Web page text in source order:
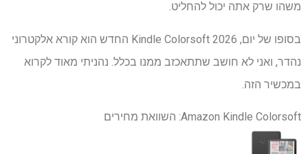
משהו שרק אתה יכול להחליט.
בסופו של יום, Kindle Colorsoft 2026 החדש הוא קורא אלקטרוני
נהדר, ואני לא חושב שתתאכזב ממנו בכלל. נהניתי מאוד לקרוא
במכשיר הזה.
Amazon Kindle Colorsoft: השוואת מחירים